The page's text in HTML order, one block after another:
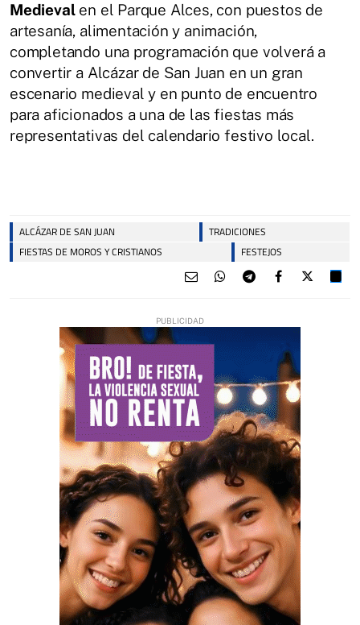
Medievalen el Parque Alces, con puestos de
artesanía, alimentación y animación,
completando una programación que volverá a
convertir a Alcázar de San Juan en un gran
escenario medieval y en punto de encuentro
para aficionados a una de las fiestas más
representativas del calendario festivo local.
ALCÁZAR DE SAN JUAN
TRADICIONES
FIESTAS DE MOROS Y CRISTIANOS
FESTEJOS